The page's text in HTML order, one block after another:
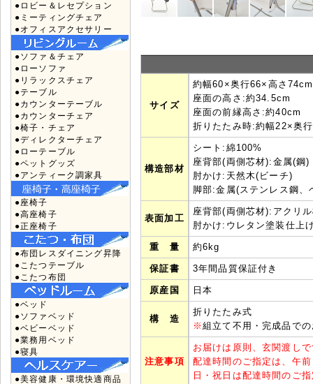
●ロビー＆レセプション
●ミーティングチェア
●オフィスアクセサリー
●ソファ＆チェア
●ローソファ
●リラックスチェア
●テーブル
●カウンターテーブル
●カウンターチェア
●椅子・チェア
●ディレクターチェア
●ローテーブル
●ペットグッズ
●アンティーク調家具
●座椅子
●高座椅子
●正座椅子
●布団レスダイニング昇降
●こたつテーブル
●こたつ布団
●ベッド
●ソファベッド
●ベビーベッド
●業務用ベッド
●寝具
●美容健康・環境快適商品
サイズ
約幅60×奥行66×高さ74cm
座面の高さ:約34.5cm
座面の前縁高さ:約40cm
折りたたみ時:約幅22×奥
構造部材
シート:綿100%
座背部(両側芯材):金属(鋼)
肘かけ:天然木(ビーチ)
脚部:金属(ステンレス鋼、
表面加工
座背部(両側芯材):アクリ
肘かけ:ウレタン塗装仕上
重 量 約6kg
保証書 3年間品質保証付き
原産国 日本
構 造
折りたたみ式
※組立て不用・完成品で
注意事項
お届けは原則、玄関渡し
配達時間のご指定は、午
日・祝日は配達時間のご